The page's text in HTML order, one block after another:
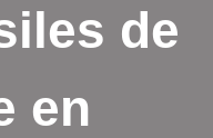
RU
de
en